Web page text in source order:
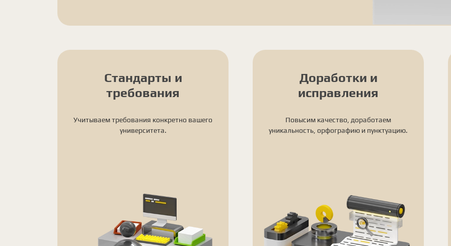
Стандарты и
требования
Учитываем требования конкретно вашего
университета.
Доработки и
исправления
Повысим качество, доработаем
уникальность, орфографию и пунктуацию.